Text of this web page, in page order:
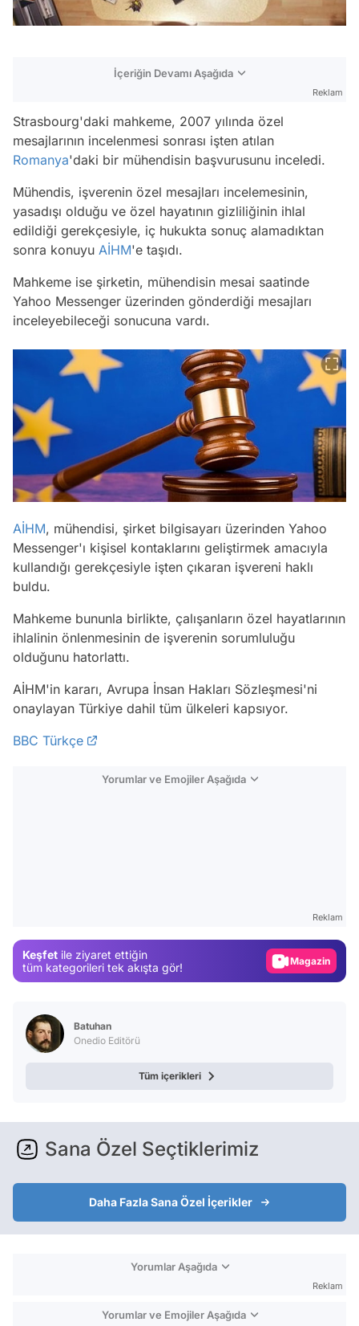
İçeriğin Devamı Aşağıda
Reklam
Strasbourg'daki mahkeme, 2007 yılında özel
mesajlarının incelenmesi sonrası işten atılan
Romanya'daki bir mühendisin başvurusunu inceledi.
Mühendis, işverenin özel mesajları incelemesinin,
yasadışı olduğu ve özel hayatının gizliliğinin ihlal
edildiği gerekçesiyle, iç hukukta sonuç alamadıktan
sonra konuyu AİHM'e taşıdı.
Mahkeme ise şirketin, mühendisin mesai saatinde
Yahoo Messenger üzerinden gönderdiği mesajları
inceleyebileceği sonucuna vardı.
AİHM, mühendisi, şirket bilgisayarı üzerinden Yahoo
Messenger'ı kişisel kontaklarını geliştirmek amacıyla
kullandığı gerekçesiyle işten çıkaran işvereni haklı
buldu.
Mahkeme bununla birlikte, çalışanların özel hayatlarının
ihlalinin önlenmesinin de işverenin sorumluluğu
olduğunu hatorlattı.
AİHM'in kararı, Avrupa İnsan Hakları Sözleşmesi'ni
onaylayan Türkiye dahil tüm ülkeleri kapsıyor.
BBC Türkçe
Yorumlar ve Emojiler Aşağıda
Reklam
Keşfet ile ziyaret ettiğin
tüm kategorileri tek akışta gör!
Magazin
Batuhan
Onedio Editörü
Tüm içerikleri
Sana Özel Seçtiklerimiz
Daha Fazla Sana Özel İçerikler
Yorumlar Aşağıda
Reklam
Yorumlar ve Emojiler Aşağıda